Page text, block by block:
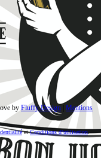
by Fluffy Design Mentions
etConditions d’utilisation.